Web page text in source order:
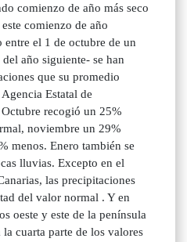
comienzo de año más seco
comienzo de año
el 1 de octubre de un
año siguiente- se han
que su promedio
Estatal de
recogió un 25%
noviembre un 29%
menos. Enero también se
lluvias. Excepto en el
las precipitaciones
del valor normal . Y en
oeste y este de la península
cuarta parte de los valores